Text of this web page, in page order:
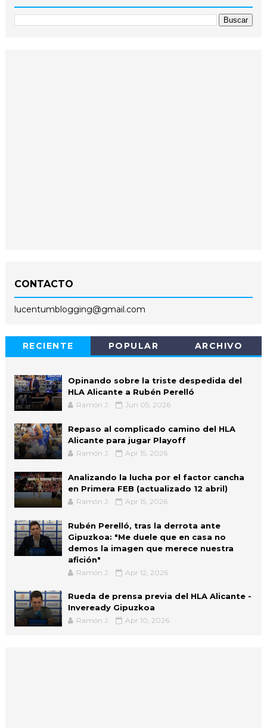
CONTACTO
lucentumblogging@gmail.com
RECIENTE POPULAR ARCHIVO
Opinando sobre la triste despedida del
HLA Alicante a Rubén Perelló
Ramón J. Jun 05, 2026
Repaso al complicado camino del HLA
Alicante para jugar Playoff
Ramón J. Apr 15, 2026
Analizando la lucha por el factor cancha
en Primera FEB (actualizado 12 abril)
Ramón J. Apr 15, 2026
Rubén Perelló, tras la derrota ante
Gipuzkoa: "Me duele que en casa no
demos la imagen que merece nuestra
afición"
Ramón J. Apr 12, 2026
Rueda de prensa previa del HLA Alicante -
Inveready Gipuzkoa
Ramón J. Apr 10, 2026